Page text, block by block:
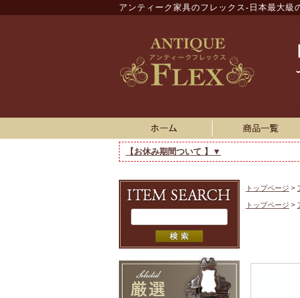
アンティーク家具のフレックス-日本最大級
【お休み期間ついて 】▼
トップページ
トップページ